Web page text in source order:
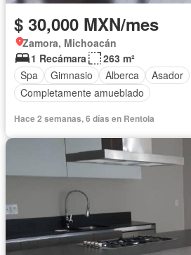
$ 30,000 MXN/mes
Zamora, Michoacán
1 Recámara
263 m²
Spa
Gimnasio Alberca
Asador
Completamente amueblado
Hace 2 semanas, 6 días en Rentola